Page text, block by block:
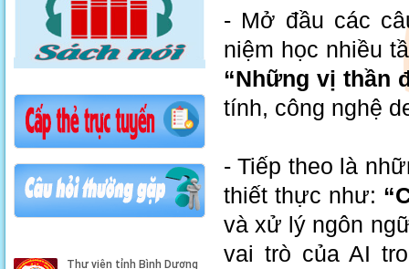
- Mở đầu các
niệm học nhiều
“Những vị thần
tính, công nghệ
- Tiếp theo là
thiết thực như:
và xử lý ngôn
vai trò của AI